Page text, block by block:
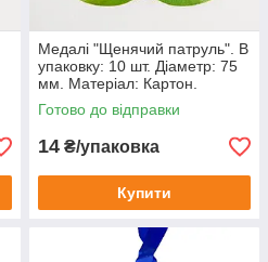
Медалі "Щенячий патруль". В
упаковку: 10 шт. Діаметр: 75
мм. Матеріал: Картон.
Готово до відправки
14 ₴/упаковка
Купити